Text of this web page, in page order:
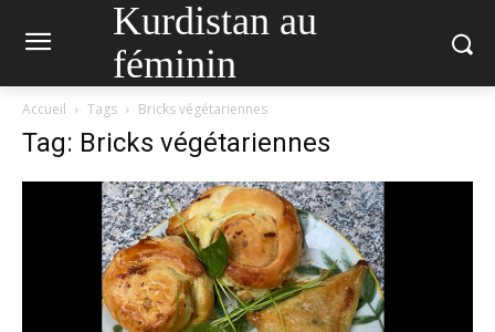
Kurdistan au
féminin
Accueil Tags Bricks végétariennes
Tag: Bricks végétariennes